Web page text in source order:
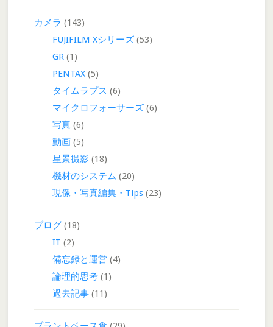
カメラ (143)
FUJIFILM Xシリーズ(53)
GR(1)
PENTAX(5)
タイムラプス (6)
マイクロフォーサーズ(6)
写真(6)
動画(5)
星景撮影(18)
機材のシステム (20)
現像・写真編集・Tips(23)
ブログ(18)
IT (2)
備忘録と運営(4)
論理的思考(1)
過去記事(11)